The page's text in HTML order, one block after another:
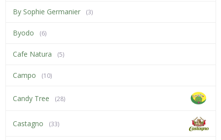
By Sophie Germanier (3)
Byodo (6)
Cafe Natura (5)
Campo (10)
Candy Tree (28)
Castagno (33)